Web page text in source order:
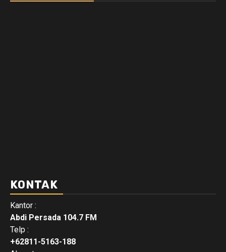
KONTAK
Kantor :
Abdi Persada 104.7 FM
Telp :
+62811-5163-188